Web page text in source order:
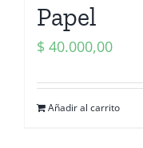
Papel
$ 40.000,00
Añadir al carrito